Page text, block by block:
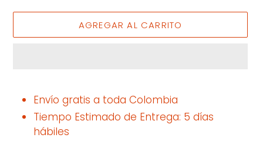
AGREGAR AL CARRITO
producto
Envío gratis a toda Colombia
Tiempo Estimado de Entrega: 5 días
hábiles